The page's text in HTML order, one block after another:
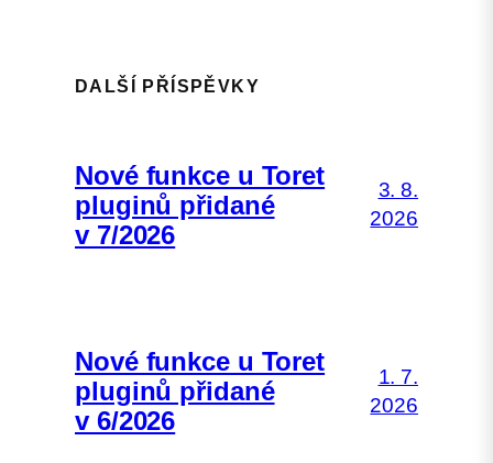
DALŠÍ PŘÍSPĚVKY
Nové funkce u Toret
pluginů přidané
v 7/2026
3. 8.
2026
Nové funkce u Toret
pluginů přidané
v 6/2026
1. 7.
2026